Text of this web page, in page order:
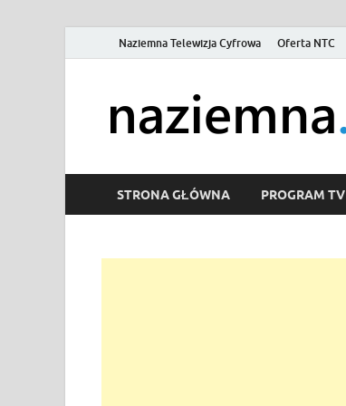
Naziemna Telewizja Cyfrowa Oferta NTC
STRONA GŁÓWNA PROGRAM TV